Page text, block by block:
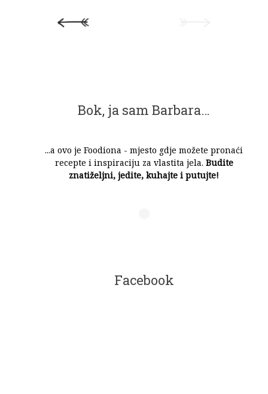
Bok, ja sam Barbara…
...a ovo je Foodiona - mjesto gdje možete pronaći
recepte i inspiraciju za vlastita jela. Budite
znatiželjni, jedite, kuhajte i putujte!
Facebook